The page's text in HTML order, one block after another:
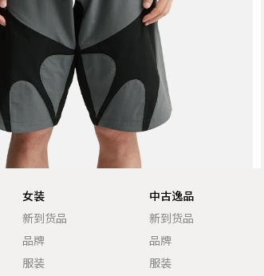
女装
新到货品
品牌
服装
中古逸品
新到货品
品牌
服装